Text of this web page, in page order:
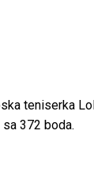
teniserka
372 boda.